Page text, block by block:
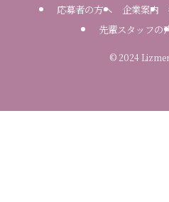
応募者の方へ 企業案内
先輩スタッフの
© 2024